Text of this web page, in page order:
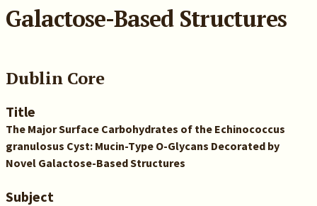
Galactose-Based Structures
Dublin Core
Title
The Major Surface Carbohydrates of the Echinococcus
granulosus Cyst: Mucin-Type O-Glycans Decorated by
Novel Galactose-Based Structures
Subject